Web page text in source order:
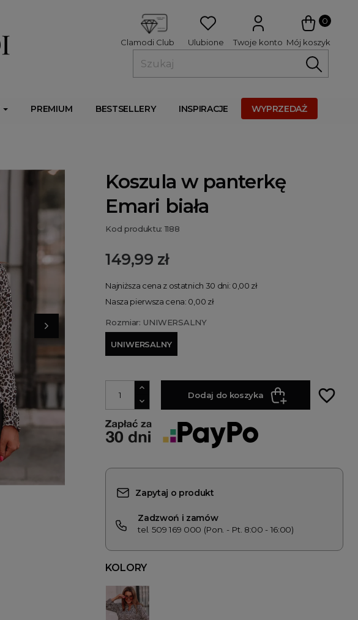
0
Mój koszyk
Twoje konto
Ulubione
Clamodi Club
PREMIUM BESTSELLERY INSPIRACJE WYPRZEDAŻ
Koszula w panterkę
Emari biała
Kod produktu: 1188
149,99 zł
Najniższa cena z ostatnich 30 dni: 0,00 zł
Nasza pierwsza cena: 0,00 zł
Rozmiar: UNIWERSALNY
UNIWERSALNY
Dodaj do koszyka favorite_border
Zapytaj o produkt
Zadzwoń i zamów
tel. 509 169 000 (Pon. - Pt. 8:00 - 16:00)
KOLORY